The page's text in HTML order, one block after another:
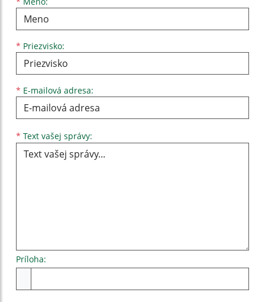
* Priezvisko:
* E-mailová adresa:
* Text vašej správy:
Príloha: